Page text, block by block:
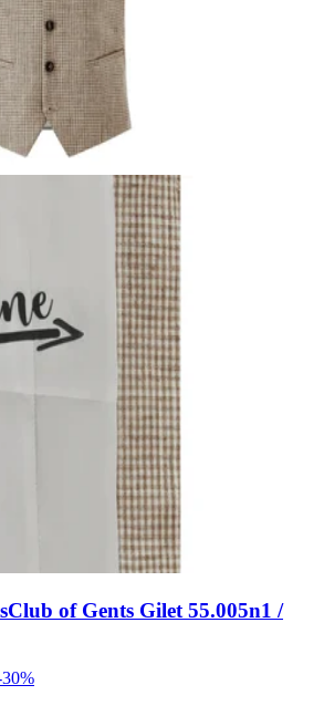
Club of Gents Gilet 55.005n1 /
30%